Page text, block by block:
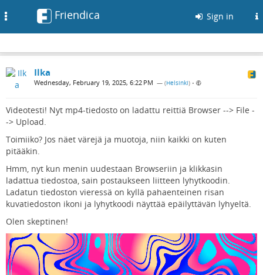
Friendica Sign in
Ilka
Wednesday, February 19, 2025, 6:22 PM — (Helsinki) •
Videotesti! Nyt mp4-tiedosto on ladattu reittiä Browser --> File -
-> Upload.
Toimiiko? Jos näet värejä ja muotoja, niin kaikki on kuten
pitääkin.
Hmm, nyt kun menin uudestaan Browseriin ja klikkasin
ladattua tiedostoa, sain postaukseen liitteen lyhytkoodin.
Ladatun tiedoston vieressä on kyllä pahaenteinen risan
kuvatiedoston ikoni ja lyhytkoodi näyttää epäilyttävän lyhyeltä.
Olen skeptinen!